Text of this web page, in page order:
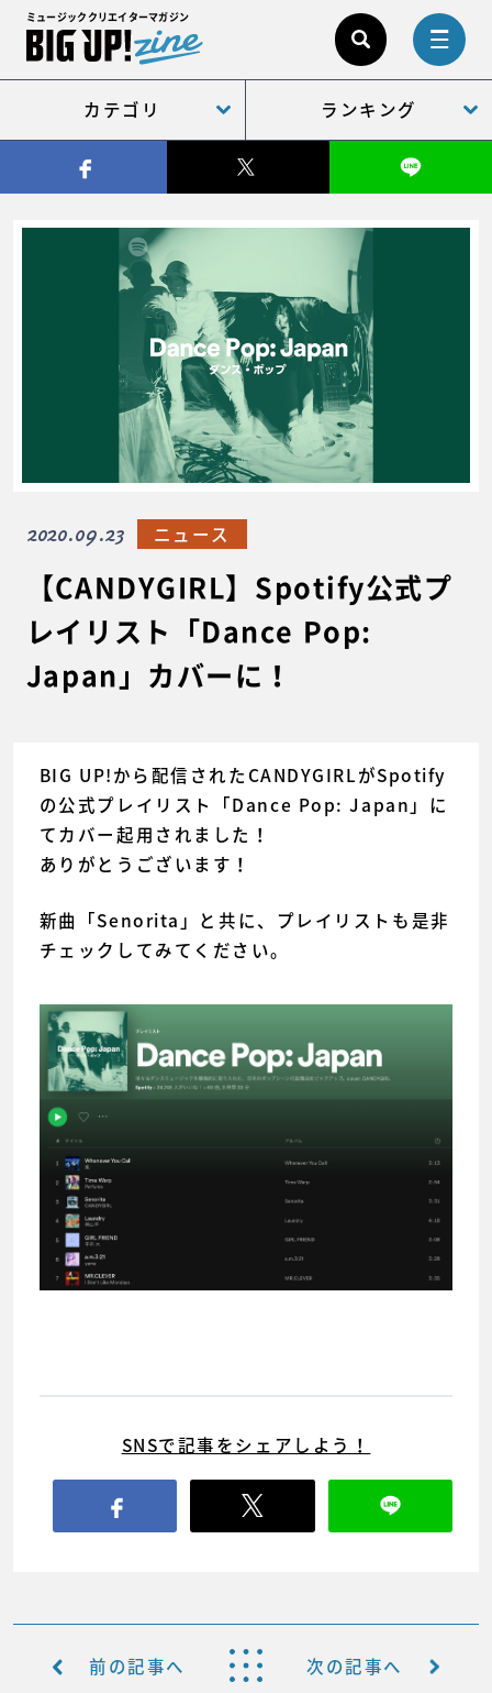
ミュージッククリエイターマガジン
カテゴリ ランキング
【CANDYGIRL】Spotify公式プ
レイリスト「Dance Pop:
Japan」カバーに！
2020.09.23 ニュース
BIG UP!から配信されたCANDYGIRLがSpotify
の公式プレイリスト「Dance Pop: Japan」に
てカバー起用されました！
ありがとうございます！
新曲「Senorita」と共に、プレイリストも是非
チェックしてみてください。
SNSで記事をシェアしよう！
前の記事へ 次の記事へ